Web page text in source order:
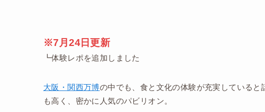
※7月24日更新
┗体験レポを追加しました
大阪・関西万博の中でも、食と文化の体験が充実していると
も高く、密かに人気のパビリオン。